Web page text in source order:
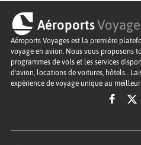
Aéroports
Aéroports Voyages est la première
voyage en avion. Nous vous proposons
programmes de vols et les services
d'avion, locations de voitures, hôtels...
expérience de voyage unique au